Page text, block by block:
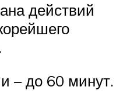
действий
– до 60 минут.